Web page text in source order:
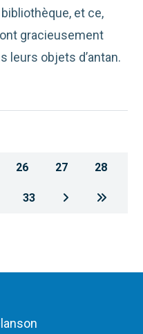
et ce,
gracieusement
leurs objets d’antan.
26 27 28
33